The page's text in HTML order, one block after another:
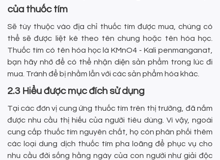
của thuốc tím
Sẽ tùy thuộc vào địa chỉ thuốc tím được mua, chúng có
thể sẽ được liệt kê theo tên chung hoặc tên hóa học.
Thuốc tím có tên hóa học là KMnO4 - Kali penmanganat,
bạn hãy nhớ để có thể nhận diện sản phẩm trong lúc đi
mua. Tránh để bị nhầm lẫn với các sản phẩm hóa khác.
2.3 Hiểu được mục đích sử dụng
Tại các đơn vị cung ứng thuốc tím trên thị trường, đã nắm
được nhu cầu thị hiếu của người tiêu dùng. Vì vậy, ngoài
cung cấp thuốc tím nguyên chất, họ còn phân phối thêm
các loại dung dịch thuốc tím pha loãng để phục vụ cho
nhu cầu đời sống hằng ngày của con người như giải độc